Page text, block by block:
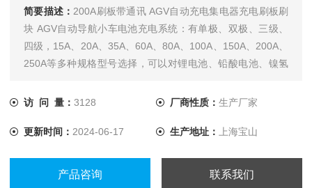
简要描述： 200A刷板带通讯 AGV自动充电集电器充电刷板刷
块 AGV自动导航小车电池充电系统：有单极、双极、三级、
四级，15A、20A、35A、60A、80A、100A、150A、200A、
250A等多种规格型号选择，可以对锂电池、铅酸电池、镍氢
车在线充电系统，产品广泛应用于电力、铁路、通信、物流自
访 问 量： 3128 厂商性质： 生产厂家
更新时间： 2024-06-17 生产地址： 上海宝山
产品咨询 联系我们